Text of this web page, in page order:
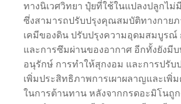
ทางนิเวศวิทยา ปุ๋ยที่ใช้ในแปลงปลูกไม่
ซึ่งสามารถปรับปรุงคุณสมบัติทางกาย
เคมีของดิน ปรับปรุงความอุดมสมบูรณ์
และการซึมผ่านของอากาศ อีกทั้งยังมี
อนุรักษ์ การทำให้สุกงอม และการปรับ
เพิ่มประสิทธิภาพการเผาผลาญและเพิ่
ในการต้านทาน หลังจากกรดอะมิโนถู